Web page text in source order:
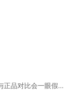
对比会一眼假不！